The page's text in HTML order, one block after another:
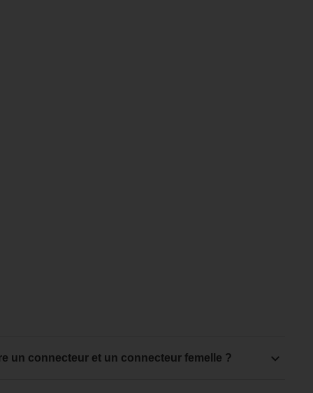
un connecteur et un connecteur femelle ?